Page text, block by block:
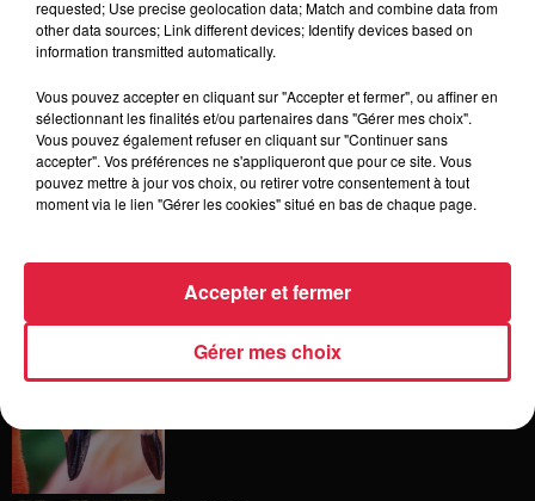
6 août 2026
À Hoerdt, de l’eau brune sort des
6 août 2026
Tags antisémites à Strasbourg :
6 août 2026
Au zoo de Mulhouse : rencontre
requested; Use precise geolocation data; Match and combine data from
other data sources; Link different devices; Identify devices based on
information transmitted automatically.
Vous pouvez accepter en cliquant sur "Accepter et fermer", ou affiner en
sélectionnant les finalités et/ou partenaires dans "Gérer mes choix".
Vous pouvez également refuser en cliquant sur "Continuer sans
accepter". Vos préférences ne s'appliqueront que pour ce site. Vous
pouvez mettre à jour vos choix, ou retirer votre consentement à tout
moment via le lien "Gérer les cookies" situé en bas de chaque page.
Gérer mes choix
Accepter et fermer